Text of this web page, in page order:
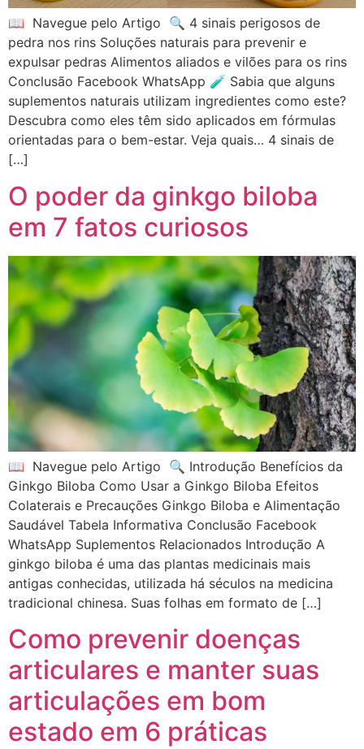
📖 Navegue pelo Artigo 🔍 4 sinais perigosos de
pedra nos rins Soluções naturais para prevenir e
expulsar pedras Alimentos aliados e vilões para os rins
Conclusão Facebook WhatsApp 🧪 Sabia que alguns
suplementos naturais utilizam ingredientes como este?
Descubra como eles têm sido aplicados em fórmulas
orientadas para o bem-estar. Veja quais… 4 sinais de
[…]
O poder da ginkgo biloba
em 7 fatos curiosos
📖 Navegue pelo Artigo 🔍 Introdução Benefícios da
Ginkgo Biloba Como Usar a Ginkgo Biloba Efeitos
Colaterais e Precauções Ginkgo Biloba e Alimentação
Saudável Tabela Informativa Conclusão Facebook
WhatsApp Suplementos Relacionados Introdução A
ginkgo biloba é uma das plantas medicinais mais
antigas conhecidas, utilizada há séculos na medicina
tradicional chinesa. Suas folhas em formato de […]
Como prevenir doenças
articulares e manter suas
articulações em bom
estado em 6 práticas